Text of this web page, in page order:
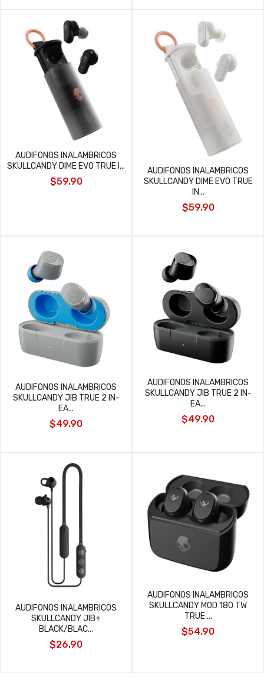
AUDIFONOS INALAMBRICOS
SKULLCANDY DIME EVO TRUE I...
$59.90
AUDIFONOS INALAMBRICOS
SKULLCANDY DIME EVO TRUE
IN...
$59.90
AUDIFONOS INALAMBRICOS
SKULLCANDY JIB TRUE 2 IN-
EA...
$49.90
AUDIFONOS INALAMBRICOS
SKULLCANDY JIB TRUE 2 IN-
EA...
$49.90
AUDIFONOS INALAMBRICOS
SKULLCANDY JIB+
BLACK/BLAC...
$26.90
AUDIFONOS INALAMBRICOS
SKULLCANDY MOD 180 TW
TRUE ...
$54.90